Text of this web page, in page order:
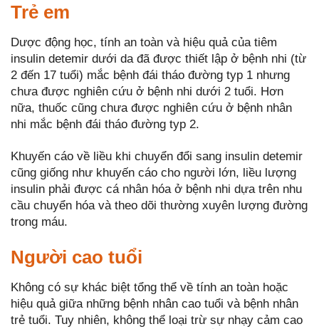
Trẻ em
Dược động học, tính an toàn và hiệu quả của tiêm
insulin detemir dưới da đã được thiết lập ở bệnh nhi (từ
2 đến 17 tuổi) mắc bệnh đái tháo đường typ 1 nhưng
chưa được nghiên cứu ở bệnh nhi dưới 2 tuổi. Hơn
nữa, thuốc cũng chưa được nghiên cứu ở bệnh nhân
nhi mắc bệnh đái tháo đường typ 2.
Khuyến cáo về liều khi chuyển đổi sang insulin detemir
cũng giống như khuyến cáo cho người lớn, liều lượng
insulin phải được cá nhân hóa ở bệnh nhi dựa trên nhu
cầu chuyển hóa và theo dõi thường xuyên lượng đường
trong máu.
Người cao tuổi
Không có sự khác biệt tổng thể về tính an toàn hoặc
hiệu quả giữa những bệnh nhân cao tuổi và bệnh nhân
trẻ tuổi. Tuy nhiên, không thể loại trừ sự nhạy cảm cao